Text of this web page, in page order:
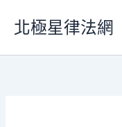
要
北極星律法網